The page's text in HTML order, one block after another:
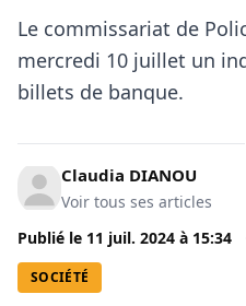
Le commissariat de
mercredi 10 juillet un
billets de banque.
Claudia DIANOU
Voir tous ses articles
Publié le 11 juil. 2024 à 15:34
SOCIÉTÉ